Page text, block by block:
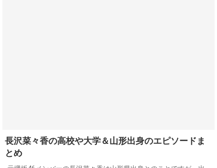
長沢菜々香の高校や大学＆山形出身のエピソードま
とめ